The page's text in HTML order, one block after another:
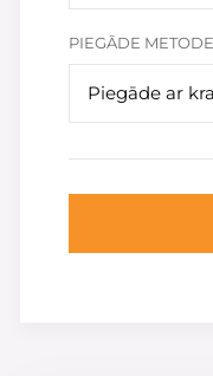
PIEGĀDE METODE
Piegāde ar